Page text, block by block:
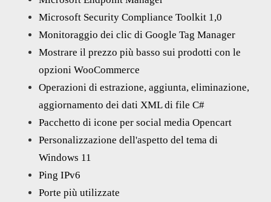
Microsoft Security Compliance Toolkit 1,0
Monitoraggio dei clic di Google Tag Manager
Mostrare il prezzo più basso sui prodotti con le
opzioni WooCommerce
Operazioni di estrazione, aggiunta, eliminazione,
aggiornamento dei dati XML di file C#
Pacchetto di icone per social media Opencart
Personalizzazione dell'aspetto del tema di
Windows 11
Ping IPv6
Porte più utilizzate